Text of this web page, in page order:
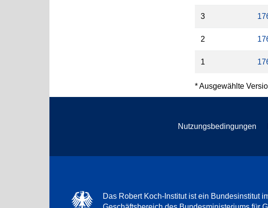
3
2
1
* Ausgewählte
Nutzungsbedingungen
Das Robert Koch-Institut ist ein Bundesinstitut